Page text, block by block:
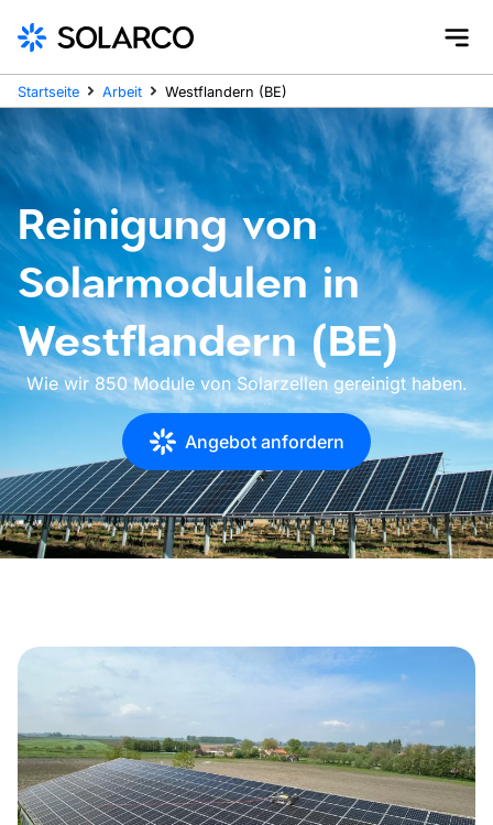
Startseite Arbeit Westflandern (BE)
Reinigung von
Solarmodulen in
Westflandern (BE)
Wie wir 850 Module von Solarzellen gereinigt haben.
Angebot anfordern